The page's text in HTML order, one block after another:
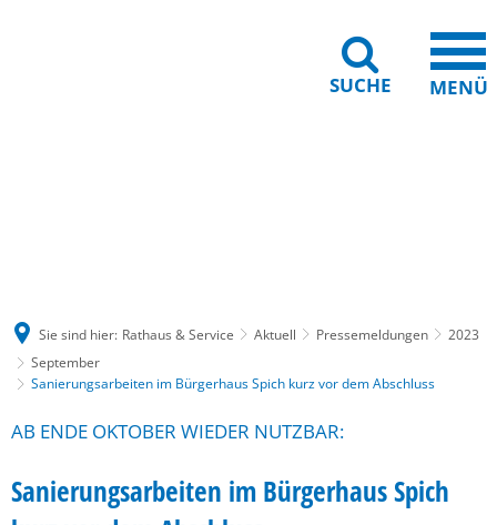
SUCHE MENÜ
Sie sind hier: Rathaus & Service Aktuell Pressemeldungen
2023
September
Sanierungsarbeiten im Bürgerhaus Spich kurz vor dem Abschluss
AB ENDE OKTOBER WIEDER NUTZBAR:
Sanierungsarbeiten im Bürgerhaus Spich